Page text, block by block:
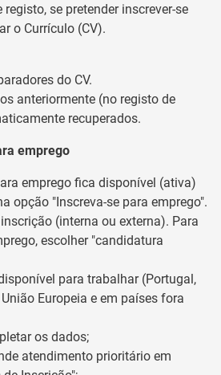
se pretender inscrever-se
o Currículo (CV).
do CV.
anteriormente (no registo de
recuperados.
emprego
emprego fica disponível (ativa)
opção "Inscreva-se para emprego".
(interna ou externa). Para
escolher "candidatura
para trabalhar (Portugal,
Europeia e em países fora
os dados;
atendimento prioritário em